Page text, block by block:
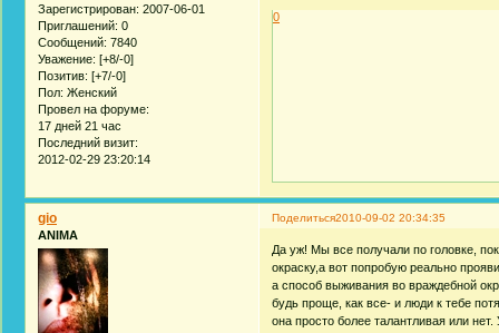
Зарегистрирован: 2007-06-01
Приглашений: 0
Сообщений: 7840
Уважение: [+8/-0]
Позитив: [+7/-0]
Пол: Женский
Провел на форуме:
17 дней 21 час
Последний визит:
2012-02-29 23:20:14
0
Поделиться2010-09-02 20:34:35
gio
ANIMA
Да уж! Мы все получали по головке,
окраску,а вот попробую реально
а способ выживания во враждебной
будь проще, как все- и люди к тебе
она просто более талантливая или